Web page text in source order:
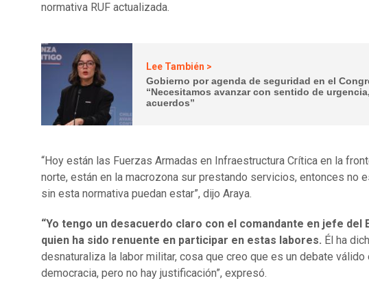
normativa RUF actualizada.
Lee También >
Gobierno por agenda de seguridad en el
“Necesitamos avanzar con sentido de
acuerdos”
“Hoy están las Fuerzas Armadas en Infraestructura Crítica en la
norte, están en la macrozona sur prestando servicios, entonces no
sin esta normativa puedan estar”, dijo Araya.
“Yo tengo un desacuerdo claro con el comandante en jefe del
quien ha sido renuente en participar en estas labores. Él ha
desnaturaliza la labor militar, cosa que creo que es un debate válido
democracia, pero no hay justificación”, expresó.